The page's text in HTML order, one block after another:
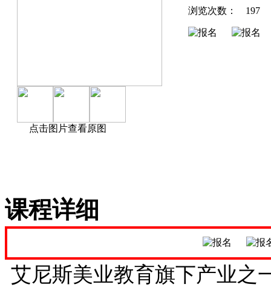
点击图片查看原图
浏览次数： 197
课程详细
艾尼斯美业教育旗下产业之